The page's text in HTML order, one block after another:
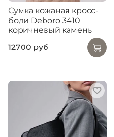
Сумка кожаная кросс-
боди Deboro 3410
коричневый камень
12700 руб